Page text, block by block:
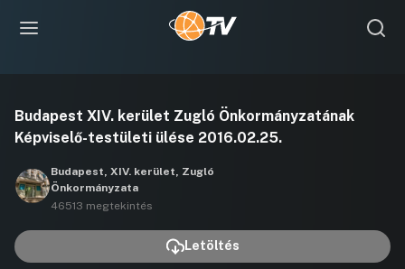
lejátszása
Budapest XIV. kerület Zugló Önkormányzatának
Képviselő-testületi ülése 2016.02.25.
Budapest, XIV. kerület, Zugló
Önkormányzata
46513 megtekintés
Letöltés